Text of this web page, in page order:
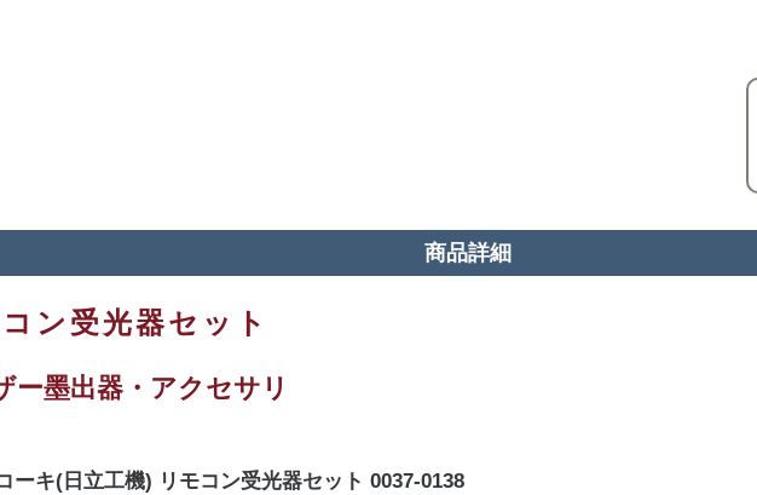
商品詳細
ン受光器セット
ー墨出器・アクセサリ
ーキ(日立工機) リモコン受光器セット 0037-0138